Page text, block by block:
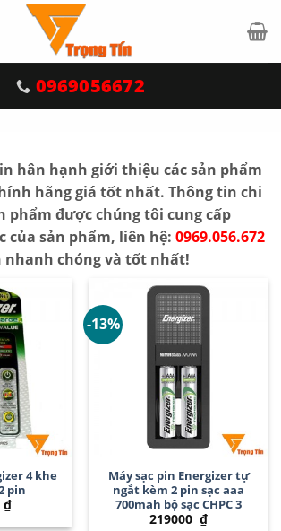
0969056672
hân hạnh giới thiệu các sản phẩm
hãng giá tốt nhất. Thông tin chi
phẩm được chúng tôi cung cấp
của sản phẩm, liên hệ: 0969.056.672
nhanh chóng và tốt nhất!
4 khe
pin
₫
-13%
Máy sạc pin Energizer tự
ngắt kèm 2 pin sạc aaa
700mah bộ sạc CHPC 3
219000 ₫